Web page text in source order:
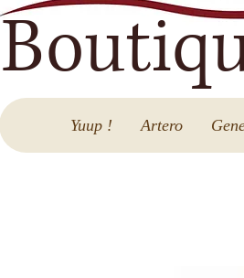
Yuup ! Artero